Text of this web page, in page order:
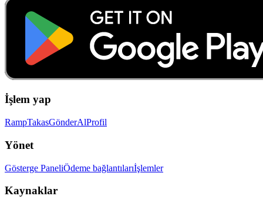
İşlem yap
RampTakasGönderAlProfil
Yönet
Gösterge PaneliÖdeme bağlantılarıİşlemler
Kaynaklar